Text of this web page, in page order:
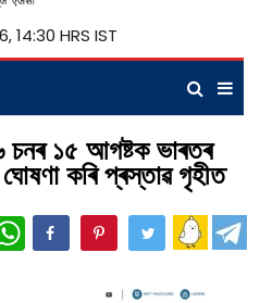
14:30 HRS IST
চনৰ ১৫ আগষ্টক ভাৰতৰ
ঘোষণা কৰি প্ৰস্তাৱ গৃহীত
WhatsApp